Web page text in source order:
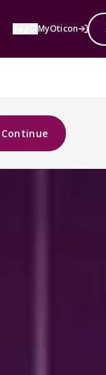
MyOticon
Continue